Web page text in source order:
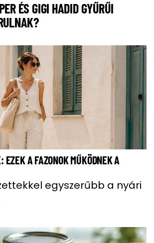
ÉS GIGI HADID GYŰRŰI
EZEK A FAZONOK MŰKÖDNEK A
egyszerűbb a nyári